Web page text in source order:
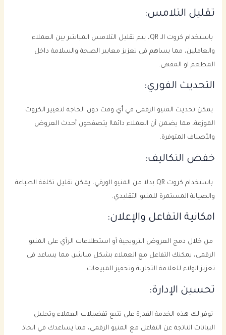
تقليل التلامس:
باستخدام كروت الـ QR، يتم تقليل التلامس المباشر بين العملاء
والعاملين، مما يساهم في تعزيز معايير الصحة والسلامة داخل
المطعم او المقهى.
التحديث الفوري:
يمكن تحديث المنيو الرقمي في أي وقت دون الحاجة لتغيير الكروت
الموزعة، مما يضمن أن العملاء دائماا يتصفحون أحدث العروض
والأصناف المتوفرة.
خفض التكاليف:
باستخدام كروت QR بدلا من المنيو الورقي، يمكن تقليل تكلفة الطباعة
والصيانة المستمرة للمنيو التقليدي.
امكانية التفاعل والإعلان:
من خلال دمج العروض الترويجية أو استطلاعات الرأي على المنيو
الرقمي، يمكنك التفاعل مع العملاء بشكل مباشر، مما يساعد في
تعزيز الولاء للعلامة التجارية وتحفيز المبيعات.
تحسين الإدارة:
توفر لك هذه الخدمة القدرة على تتبع تفضيلات العملاء وتحليل
البيانات الناتجة عن التفاعل مع المنيو الرقمي، مما يساعدك في اتخاذ